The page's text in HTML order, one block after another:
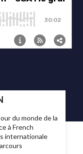
du monde de la
à French
internationale